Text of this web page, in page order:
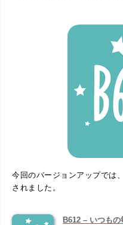
今回のバージョンアップでは
されました。
B612 – いつも